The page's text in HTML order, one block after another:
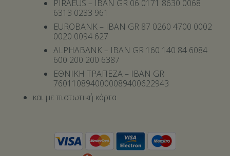
PIRAEUS – IBAN GR 06 0171 8630 0068
6313 0233 961
EUROBANK – IBAN GR 87 0260 4700 0002
0020 0094 627
ALPHABANK – IBAN GR 160 140 84 6084
600 200 200 6387
ΕΘΝΙΚΗ ΤΡΑΠΕΖΑ – IBAN GR
7601108940000089400622943
και με πιστωτική κάρτα